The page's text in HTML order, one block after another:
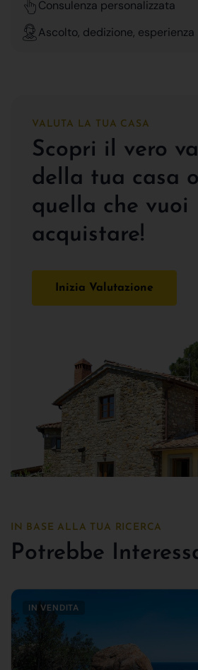
Consulenza personalizzata
Ascolto, dedizione, esperienza
VALUTA LA TUA CASA
Scopri il vero
della tua casa
quella che vuoi
acquistare!
Inizia Valutazione
IN BASE ALLA TUA RICERCA
Potrebbe
IN VENDITA